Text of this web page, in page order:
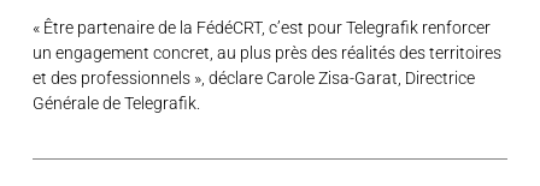
« Être partenaire de la FédéCRT, c’est pour Telegrafik renforcer
un engagement concret, au plus près des réalités des territoires
et des professionnels », déclare Carole Zisa-Garat, Directrice
Générale de Telegrafik.